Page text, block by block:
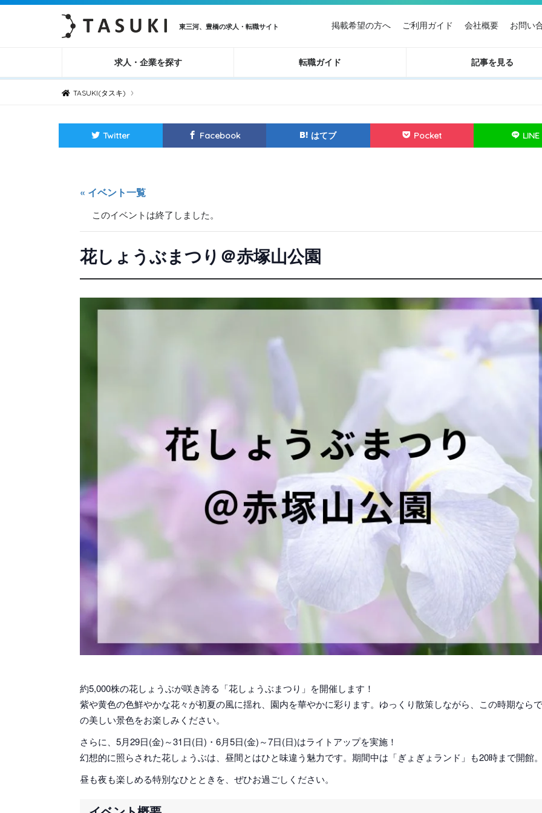
東三河、豊橋の求人・転職サイト 掲載希望の方へ ご利用ガイド 会社概要 お問い
求人・企業を探す 転職ガイド 記事を見る
TASUKI(タスキ) ›
Twitter Facebook はてブ Pocket LINE
« イベント一覧
このイベントは終了しました。
花しょうぶまつり＠赤塚山公園
約5,000株の花しょうぶが咲き誇る「花しょうぶまつり」を開催します！
紫や黄色の色鮮やかな花々が初夏の風に揺れ、園内を華やかに彩ります。ゆっくり散策しながら、この時期なら
の美しい景色をお楽しみください。
さらに、5月29日(金)～31日(日)・6月5日(金)～7日(日)はライトアップを実施！
幻想的に照らされた花しょうぶは、昼間とはひと味違う魅力です。期間中は「ぎょぎょランド」も20時まで開館
昼も夜も楽しめる特別なひとときを、ぜひお過ごしください。